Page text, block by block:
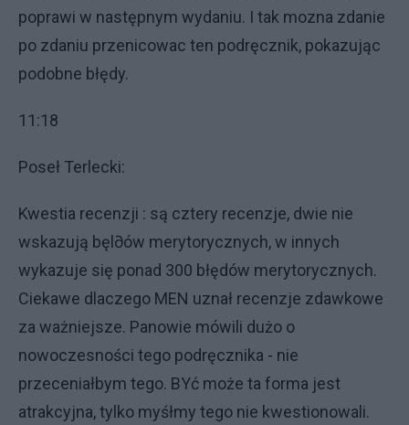
poprawi w następnym wydaniu. I tak mozna zdanie
po zdaniu przenicowac ten podręcznik, pokazując
podobne błędy.
11:18
Poseł Terlecki:
Kwestia recenzji : są cztery recenzje, dwie nie
wskazują bęl∂ów merytorycznych, w innych
wykazuje się ponad 300 błędów merytorycznych.
Ciekawe dlaczego MEN uznał recenzje zdawkowe
za ważniejsze. Panowie mówili dużo o
nowoczesności tego podręcznika - nie
przeceniałbym tego. BYć może ta forma jest
atrakcyjna, tylko myśłmy tego nie kwestionowali.